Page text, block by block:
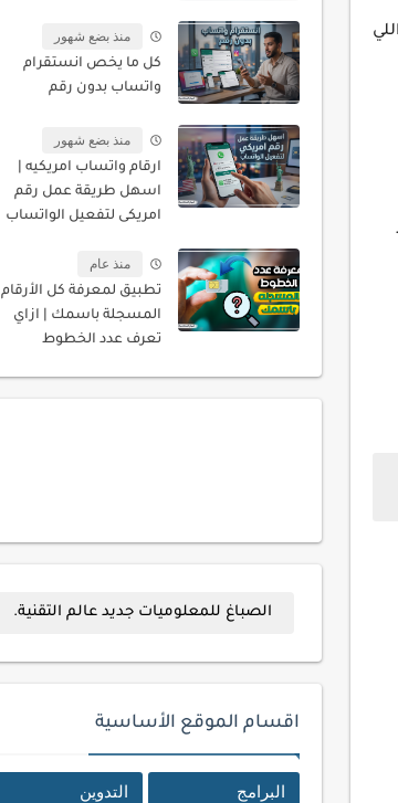
منذ بضع شهور
كل ما يخص انستقرام
واتساب بدون رقم
منذ بضع شهور
ارقام واتساب امريكيه |
اسهل طريقة عمل رقم
امريكى لتفعيل الواتساب
منذ عام
تطبيق لمعرفة كل الأرقام
المسجلة باسمك | ازاي
تعرف عدد الخطوط
الصباغ للمعلوميات جديد عالم التقنية.
اقسام الموقع الأساسية
البرامج التدوين